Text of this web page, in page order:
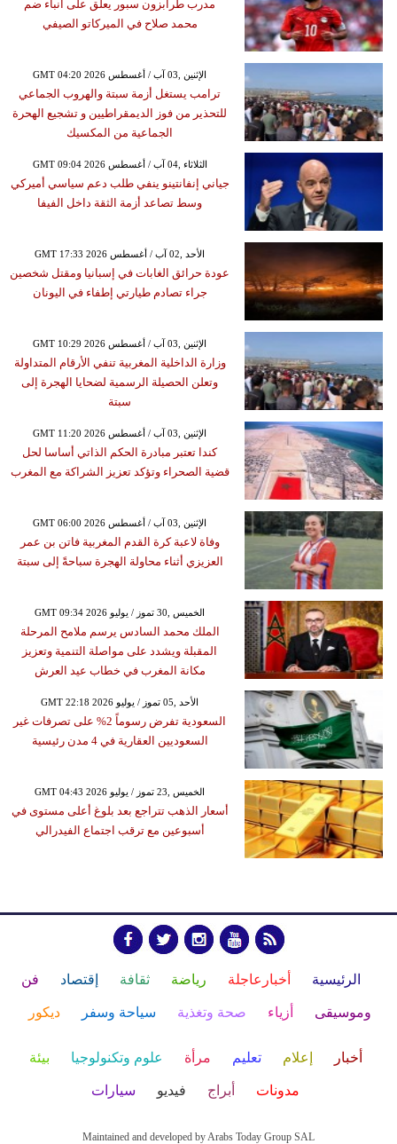
مدرب طرابزون سبور يعلق على أنباء ضم
محمد صلاح في الميركاتو الصيفي
GMT 04:20 2026 الإثنين ,03 آب / أغسطس
ترامب يستغل أزمة سبتة والهروب الجماعي
للتحذير من فوز الديمقراطيين و تشجيع الهحرة
الجماعية من المكسيك
GMT 09:04 2026 الثلاثاء ,04 آب / أغسطس
جياني إنفانتينو ينفي طلب دعم سياسي أميركي
وسط تصاعد أزمة الثقة داخل الفيفا
GMT 17:33 2026 الأحد ,02 آب / أغسطس
عودة حرائق الغابات في إسبانيا ومقتل شخصين
جراء تصادم طيارتي إطفاء في اليونان
GMT 10:29 2026 الإثنين ,03 آب / أغسطس
وزارة الداخلية المغربية تنفي الأرقام المتداولة
وتعلن الحصيلة الرسمية لضحايا الهجرة إلى
سبتة
GMT 11:20 2026 الإثنين ,03 آب / أغسطس
كندا تعتبر مبادرة الحكم الذاتي أساسا لحل
قضية الصحراء وتؤكد تعزيز الشراكة مع المغرب
GMT 06:00 2026 الإثنين ,03 آب / أغسطس
وفاة لاعبة كرة القدم المغربية فاتن بن عمر
العزيزي أثناء محاولة الهجرة سباحةً إلى سبتة
GMT 09:34 2026 الخميس ,30 تموز / يوليو
الملك محمد السادس يرسم ملامح المرحلة
المقبلة ويشدد على مواصلة التنمية وتعزيز
مكانة المغرب في خطاب عيد العرش
GMT 22:18 2026 الأحد ,05 تموز / يوليو
السعودية تفرض رسوماً 2% على تصرفات غير
السعوديين العقارية في 4 مدن رئيسية
GMT 04:43 2026 الخميس ,23 تموز / يوليو
أسعار الذهب تتراجع بعد بلوغ أعلى مستوى في
أسبوعين مع ترقب اجتماع الفيدرالي
الرئيسية أخبارعاجلة رياضة ثقافة إقتصاد فن
وموسيقى أزياء صحة وتغذية سياحة وسفر ديكور
أخبار إعلام تعليم مرأة علوم وتكنولوجيا بيئة
مدونات أبراج فيديو سيارات
Maintained and developed by Arabs Today Group SAL